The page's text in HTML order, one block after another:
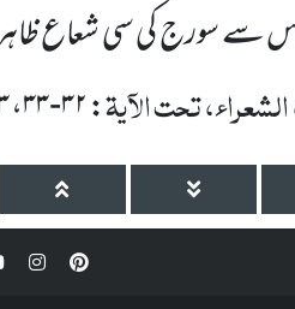
سے سورج کی سی شعاع
تحت الآیۃ:۳۲-۳۳ ،۳ /